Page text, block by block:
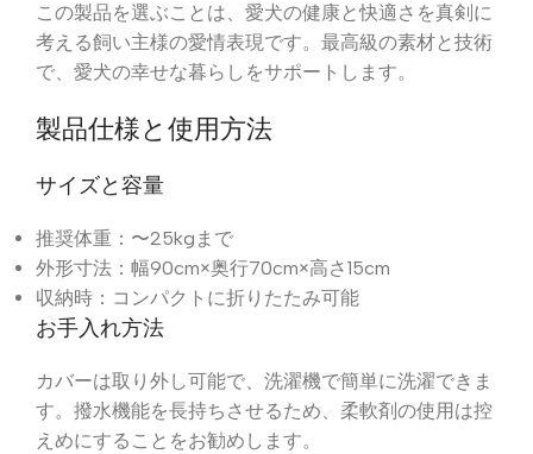
この製品を選ぶことは、愛犬の健康と快適さを真剣に
考える飼い主様の愛情表現です。最高級の素材と技術
で、愛犬の幸せな暮らしをサポートします。
製品仕様と使用方法
サイズと容量
推奨体重：〜25kgまで
外形寸法：幅90cm×奥行70cm×高さ15cm
収納時：コンパクトに折りたたみ可能
お手入れ方法
カバーは取り外し可能で、洗濯機で簡単に洗濯できま
す。撥水機能を長持ちさせるため、柔軟剤の使用は控
えめにすることをお勧めします。